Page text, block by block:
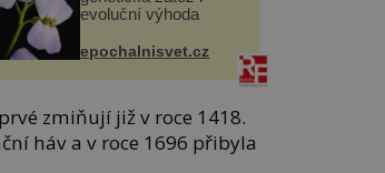
evoluční výhoda
epochalnisvet.cz
zmiňují již v roce 1418.
háv a v roce 1696 přibyla